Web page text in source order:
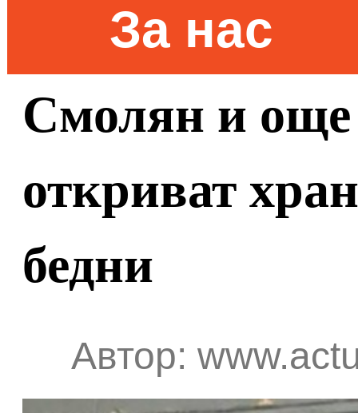
За нас
Смолян и още
откриват
бедни
Автор: